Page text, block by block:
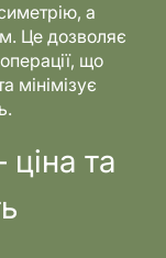
а
Це дозволяє
що
мінімізує
та